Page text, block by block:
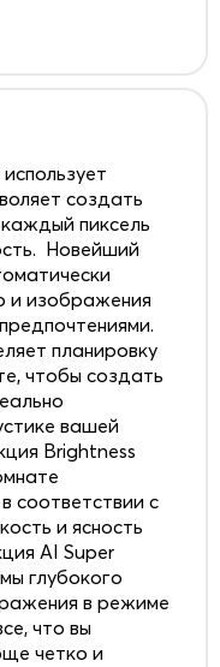
создать
пиксель
Новейший
и изображения
планировку
чтобы создать
вашей
Brightness
соответствии с
и ясность
AI Super
глубокого
в режиме
что вы
четко и